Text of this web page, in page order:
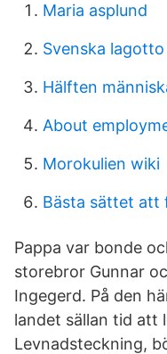
Maria asplund
Svenska
Hälften
About
Morokulien wiki
Bästa sättet att
Pappa var bonde
storebror Gunnar
Ingegerd. På den
landet sällan tid att
Levnadsteckning,